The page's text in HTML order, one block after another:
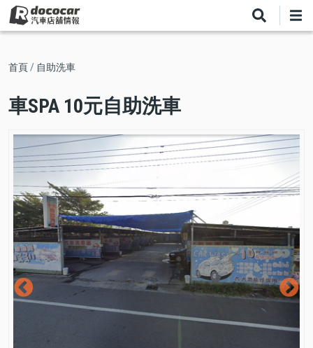
移
至
內導
航
連
結
首頁 自助洗車
車SPA 10元自助洗車